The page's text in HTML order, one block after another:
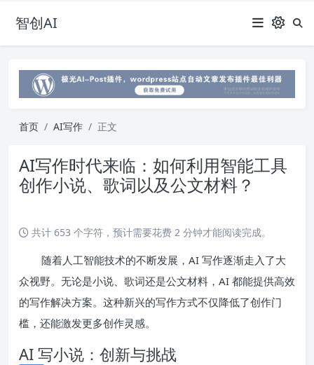
智创AI
首页 AI写作 正文
AI写作时代来临：如何利用智能工具
创作小说、歌词以及公文材料？
共计 653 个字符，预计需要花费 2 分钟才能阅读完成。
随着人工智能技术的不断发展，AI 写作逐渐走入了大
众视野。无论是小说、歌词还是公文材料，AI 都能提供高效
的写作解决方案。这种新兴的写作方式不仅降低了创作门
槛，还能激发更多创作灵感。
AI 写小说：创新与挑战